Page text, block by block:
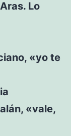
Lo
«yo te
«vale,